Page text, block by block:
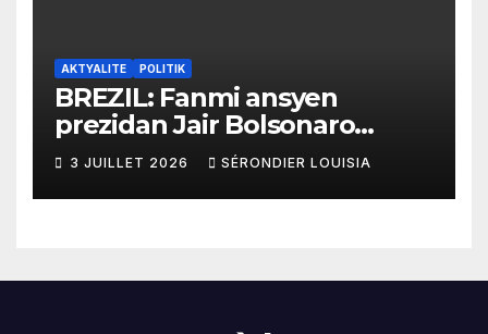
AKTYALITE POLITIK
BREZIL: Fanmi ansyen
prezidan Jair Bolsonaro
mande gouvènman
ameriken an ogmante taks
sou tout pwodui Brezil ap
3 JUILLET 2026 SÉRONDIER LOUISIA